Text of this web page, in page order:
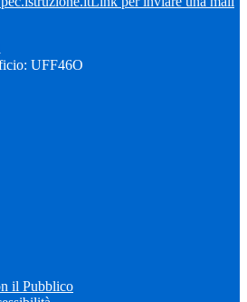
UFF46O
il Pubblico